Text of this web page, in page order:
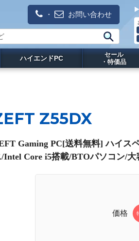
・ お問い合わせ
ハイエンドPC
セール
・特価品
Z55DX
Gaming PC[送料無料] ハイス
/Intel Core i5搭載/BTOパソコン/大
価格